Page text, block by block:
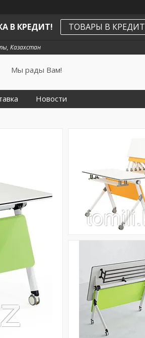
В КРЕДИТ! ТОВАРЫ В КРЕДИТ
Казахстан
Мы рады Вам!
Новости